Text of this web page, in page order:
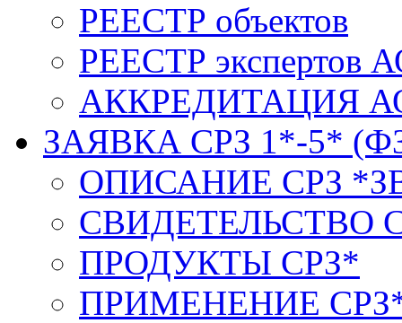
РЕЕСТР объектов
РЕЕСТР экспертов
АККРЕДИТАЦИЯ
ЗАЯВКА СРЗ 1*-5*
ОПИСАНИЕ СРЗ
СВИДЕТЕЛЬСТВО
ПРОДУКТЫ СРЗ*
ПРИМЕНЕНИЕ